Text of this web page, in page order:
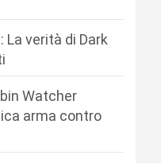
La verità di Dark
Watcher
arma contro